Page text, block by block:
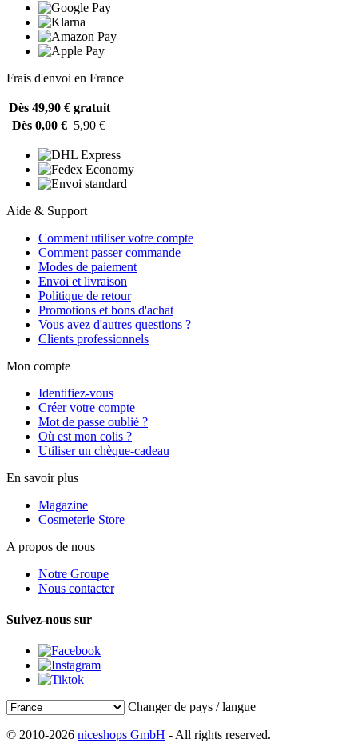
Frais d'envoi en France
Dès 49,90 € gratuit
Dès 0,00 € 5,90 €
Aide & Support
Comment utiliser votre compte
Comment passer commande
Modes de paiement
Envoi et livraison
Politique de retour
Promotions et bons d'achat
Vous avez d'autres questions ?
Clients professionnels
Mon compte
Identifiez-vous
Créer votre compte
Mot de passe oublié ?
Où est mon colis ?
Utiliser un chèque-cadeau
En savoir plus
Magazine
Cosmeterie Store
A propos de nous
Notre Groupe
Nous contacter
Suivez-nous sur
Changer de pays / langue
© 2010-2026 niceshops GmbH - All rights reserved.